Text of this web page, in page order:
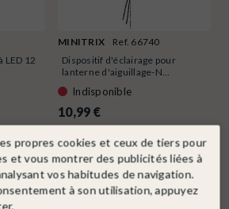
LED 12
MINITRIX
Ref. 66740
Dispositif d'éclairage pour
lanterne d'aiguillage-N...
Indisponible
10,99 €
DÉTAIL
propres cookies et ceux de tiers pour
et vous montrer des publicités liées à
vos habitudes de navigation.
à son utilisation, appuyez